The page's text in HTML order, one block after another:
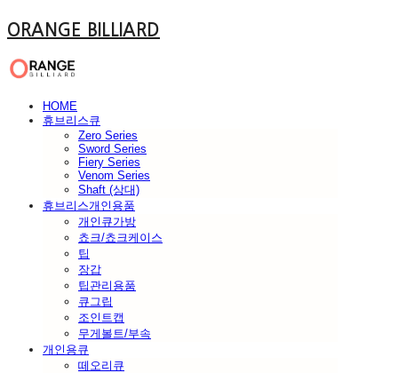
ORANGE BILLIARD
HOME
휴브리스큐
Zero Series
Sword Series
Fiery Series
Venom Series
Shaft (상대)
휴브리스개인용품
개인큐가방
쵸크/쵸크케이스
팁
장갑
팁관리용품
큐그립
조인트캡
무게볼트/부속
개인용큐
떼오리큐